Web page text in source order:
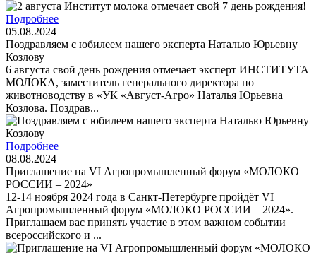
Подробнее
05.08.2024
Поздравляем с юбилеем нашего эксперта Наталью Юрьевну
Козлову
6 августа свой день рождения отмечает эксперт ИНСТИТУТА
МОЛОКА, заместитель генерального директора по
животноводству в «УК «Август-Агро» Наталья Юрьевна
Козлова. Поздрав...
Подробнее
08.08.2024
Приглашение на VI Агропромышленный форум «МОЛОКО
РОССИИ – 2024»
12-14 ноября 2024 года в Санкт-Петербурге пройдёт VI
Агропромышленный форум «МОЛОКО РОССИИ – 2024».
Приглашаем вас принять участие в этом важном событии
всероссийского и ...